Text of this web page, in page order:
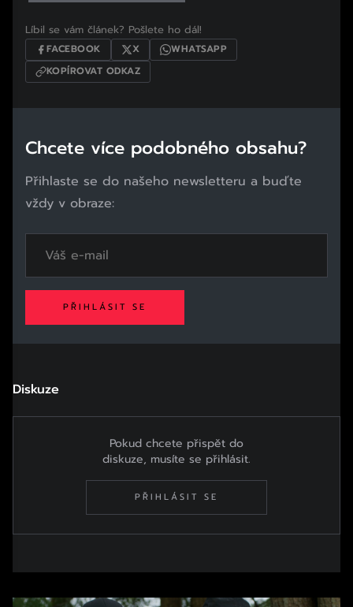
Líbil se vám článek? Pošlete ho dál!
FACEBOOK X
WHATSAPP
KOPÍROVAT ODKAZ
Chcete více podobného obsahu?
Přihlaste se do našeho newsletteru a buďte
vždy v obraze:
PŘIHLÁSIT SE
Diskuze
Pokud chcete přispět do
diskuze, musíte se přihlásit.
PŘIHLÁSIT SE